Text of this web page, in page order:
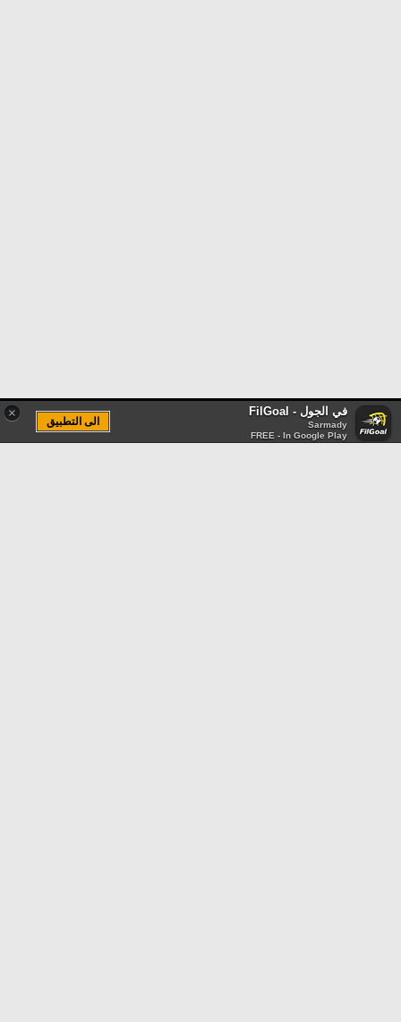
× في الجول - FilGoal
Sarmady
FREE - In Google Play
الى التطبيق